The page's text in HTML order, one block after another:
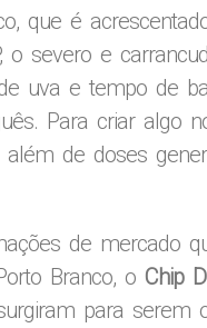
que é
severo e
uva e tempo de
Para criar algo
de doses
de mercado
Branco, o Chip
para serem